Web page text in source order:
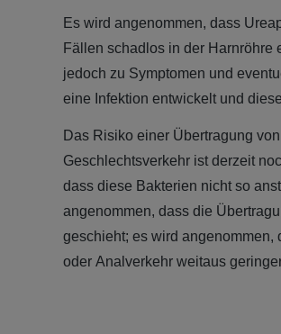
Es wird angenommen, dass
Fällen schadlos in der Harnröhre
jedoch zu Symptomen und
eine Infektion entwickelt und
Das Risiko einer Übertragung
Geschlechtsverkehr ist derzeit
dass diese Bakterien nicht so
angenommen, dass die
geschieht; es wird
oder Analverkehr weitaus